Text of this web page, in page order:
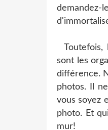
Toutefois,
sont les
différence.
photos. Il
vous soyez
photo. Et
mur!